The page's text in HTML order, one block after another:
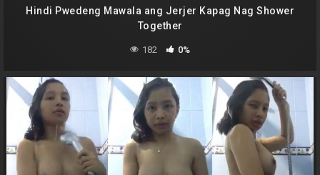
Hindi Pwedeng Mawala ang Jerjer Kapag Nag Shower
Together
182 0%